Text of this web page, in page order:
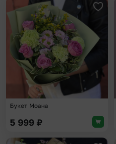
Букет Моана
5 999 ₽